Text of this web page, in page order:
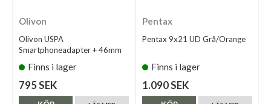
Olivon
Olivon USPA
Smartphoneadapter + 46mm
Finns i lager
795 SEK
Pentax
Pentax 9x21 UD Grå/Orange
Finns i lager
1.090 SEK